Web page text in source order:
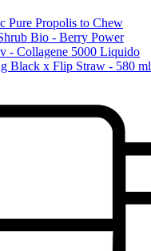
Pure Propolis to Chew
Bio - Berry Power
- Collagene 5000 Liquido
Black x Flip Straw - 580 ml